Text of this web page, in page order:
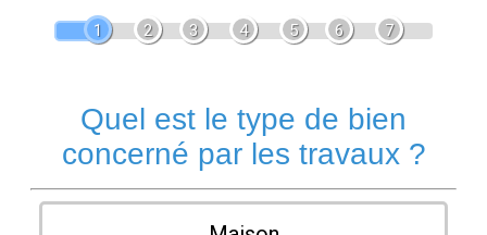
1 2 3 4 5 6 7
Quel est le type de bien
concerné par les travaux ?